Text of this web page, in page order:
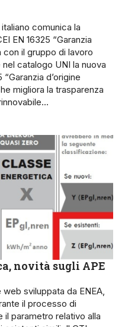
comunica la
EN 16325 “Garanzia
con il gruppo di lavoro
catalogo UNI la nuova
d’origine
migliora la trasparenza
novità sugli APE
sviluppata da ENEA,
il processo di
parametro relativo alla